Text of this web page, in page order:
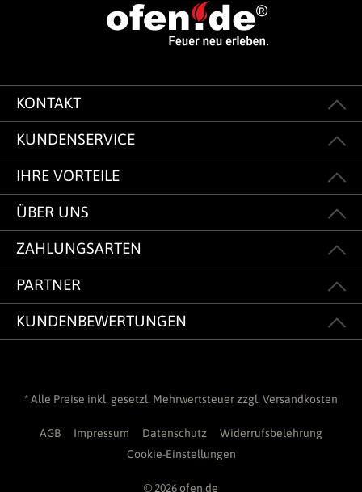
KONTAKT
KUNDENSERVICE
IHRE VORTEILE
ÜBER UNS
ZAHLUNGSARTEN
PARTNER
KUNDENBEWERTUNGEN
* Alle Preise inkl. gesetzl. Mehrwertsteuer zzgl. Versandkosten
AGB Impressum Datenschutz
Widerrufsbelehrung
Cookie-Einstellungen
© 2026 ofen.de